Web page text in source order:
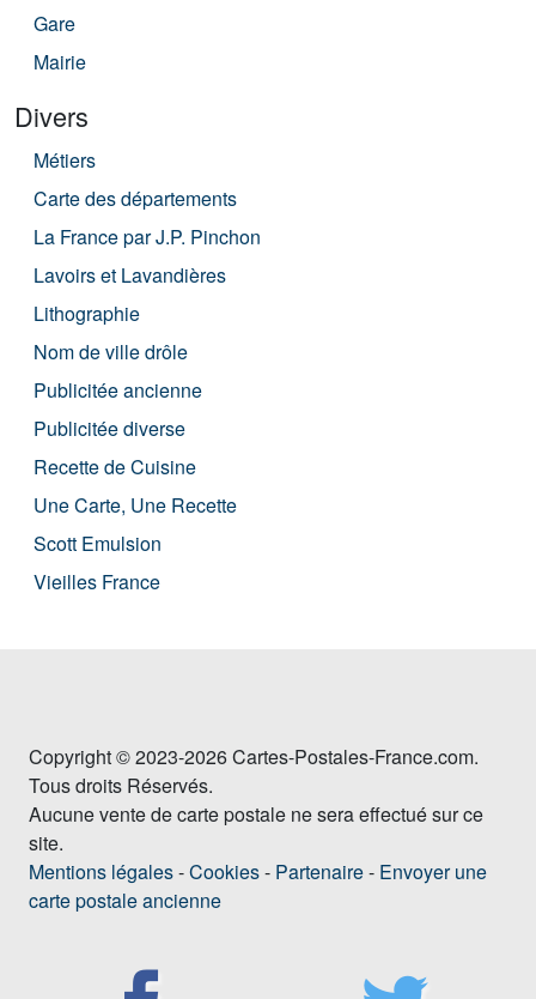
Gare
Mairie
Divers
Métiers
Carte des départements
La France par J.P. Pinchon
Lavoirs et Lavandières
Lithographie
Nom de ville drôle
Publicitée ancienne
Publicitée diverse
Recette de Cuisine
Une Carte, Une Recette
Scott Emulsion
Vieilles France
Copyright © 2023-2026 Cartes-Postales-France.com.
Tous droits Réservés.
Aucune vente de carte postale ne sera effectué sur ce
site.
Mentions légales-Cookies- Partenaire- Envoyer une
carte postale ancienne